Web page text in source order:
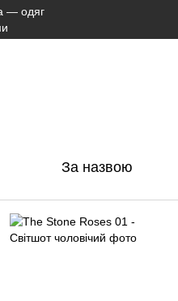
За назвою